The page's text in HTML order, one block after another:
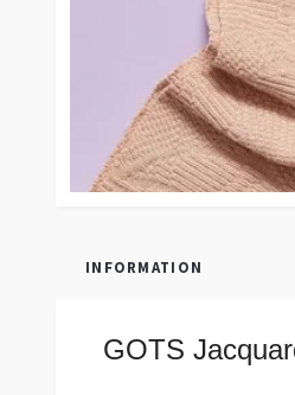
INFORMATION
GOTS